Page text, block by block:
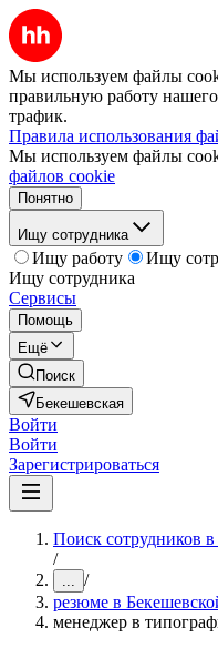
Мы используем файлы
правильную работу нашего
трафик.
Правила использования
Мы используем файлы
файлов cookie
Понятно
Ищу сотрудника
Ищу работу
Ищу
Ищу сотрудника
Сервисы
Помощь
Ещё
Поиск
Бекешевская
Войти
Войти
Зарегистрироваться
Поиск сотрудников
/
... /
резюме в
менеджер в